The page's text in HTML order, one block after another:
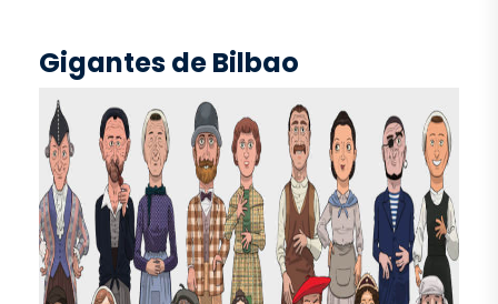
Gigantes de Bilbao